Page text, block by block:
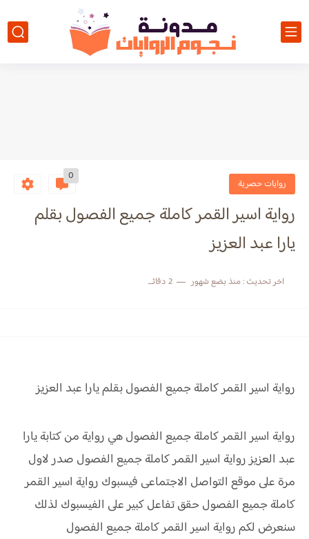
روايات حصرية
0
رواية اسير القمر كاملة جميع الفصول بقلم
يارا عبد العزيز
اخر تحديث :منذ بضع شهور 2 دقائق للقراءة
رواية اسير القمر كاملة جميع الفصول بقلم يارا عبد العزيز
رواية اسير القمر كاملة جميع الفصول هي رواية من كتابة يارا
عبد العزيز رواية اسير القمر كاملة جميع الفصول صدر لاول
مرة على موقع التواصل الاجتماعى فيسبوك رواية اسير القمر
كاملة جميع الفصولحققتفاعل كبير على الفيسبوك لذلك
سنعرض لكمرواية اسير القمر كاملة جميع الفصول